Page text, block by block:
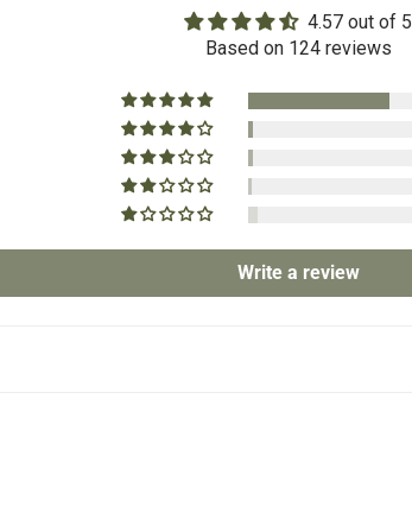
4.57 out of 5
Based on 124 reviews
Write a review